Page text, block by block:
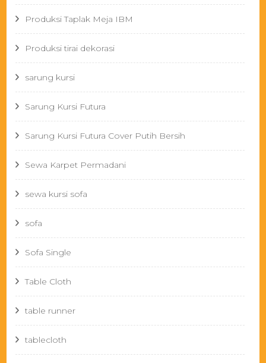
Produksi Taplak Meja IBM
Produksi tirai dekorasi
sarung kursi
Sarung Kursi Futura
Sarung Kursi Futura Cover Putih Bersih
Sewa Karpet Permadani
sewa kursi sofa
sofa
Sofa Single
Table Cloth
table runner
tablecloth